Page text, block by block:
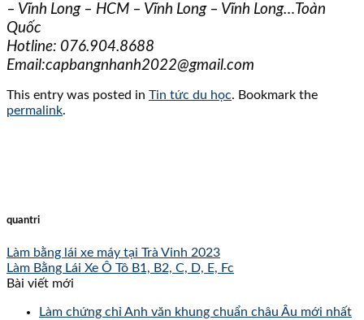
– Vĩnh Long – HCM – Vĩnh Long – Vĩnh Long…Toàn
Quốc
Hotline: 076.904.8688
Email:capbangnhanh2022@gmail.com
This entry was posted in Tin tức du học. Bookmark the
permalink.
quantri
Làm bằng lái xe máy tại Trà Vinh 2023
Làm Bằng Lái Xe Ô Tô B1, B2, C, D, E, Fc
Bài viết mới
Làm chứng chỉ Anh văn khung chuẩn châu Âu mới nhất